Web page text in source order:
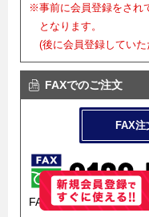
※事前に会員登録をされ
となります。
(後に会員登録してい
FAXでのご注文
FAX
FAX注文フォームを導